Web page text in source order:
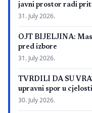
javni prostor radi
31. July 2026.
OJT BIJELJINA:
pred izbore
31. July 2026.
TVRDILI DA SU
upravni spor u
30. July 2026.